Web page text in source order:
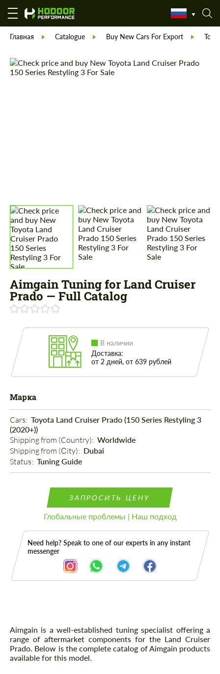
Главная Catalogue Buy New Cars For Export
Aimgain Tuning for Land Cruiser
Prado — Full Catalog
В наличии
Доставка:
от 2 дней, от 639 рублей
Марка
Cars: Toyota Land Cruiser Prado (150 Series Restyling 3
(2020+))
Shipping from (Country): Worldwide
Shipping from (Сity): Dubai
Status: Tuning Guide
ЗАПРОСИТЬ ЦЕНУ
Глобальные проблемы | Наш подход
Need help? Speak to one of our experts in any instant
messenger
Описание
Aimgain is a well-established tuning specialist offering a
range of aftermarket components for the Land Cruiser
Prado. Below is the complete catalog of Aimgain products
available for this model.